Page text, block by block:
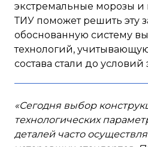
экстремальные морозы и
ТИУ поможет решить эту
обоснованную систему
технологий,
состава стали до условий
«Сегодня выбор
технологических
деталей часто